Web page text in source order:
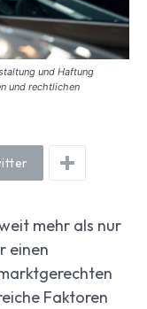
und Haftung
und rechtlichen
mehr als nur
einen
Faktoren